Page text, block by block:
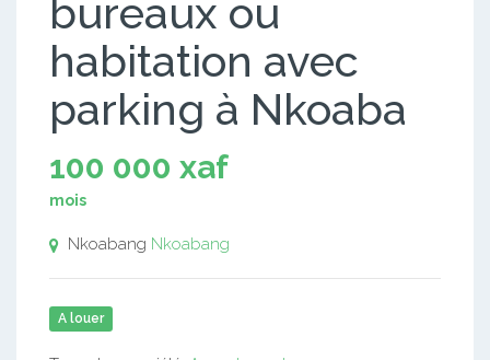
bureaux ou
habitation avec
parking à Nkoaba
100 000 xaf
mois
Nkoabang Nkoabang
A louer